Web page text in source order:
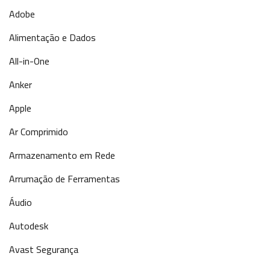
Adobe
Alimentação e Dados
All-in-One
Anker
Apple
Ar Comprimido
Armazenamento em Rede
Arrumação de Ferramentas
Áudio
Autodesk
Avast Segurança